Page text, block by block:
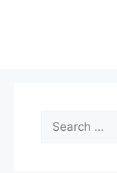
Search
for: